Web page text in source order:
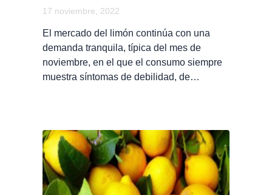
17 noviembre, 2022
El mercado del limón continúa con una
demanda tranquila, típica del mes de
noviembre, en el que el consumo siempre
muestra síntomas de debilidad, de…